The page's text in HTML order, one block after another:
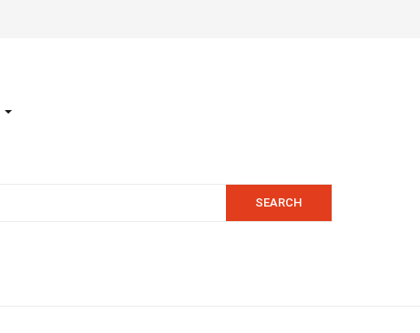
SEARCH